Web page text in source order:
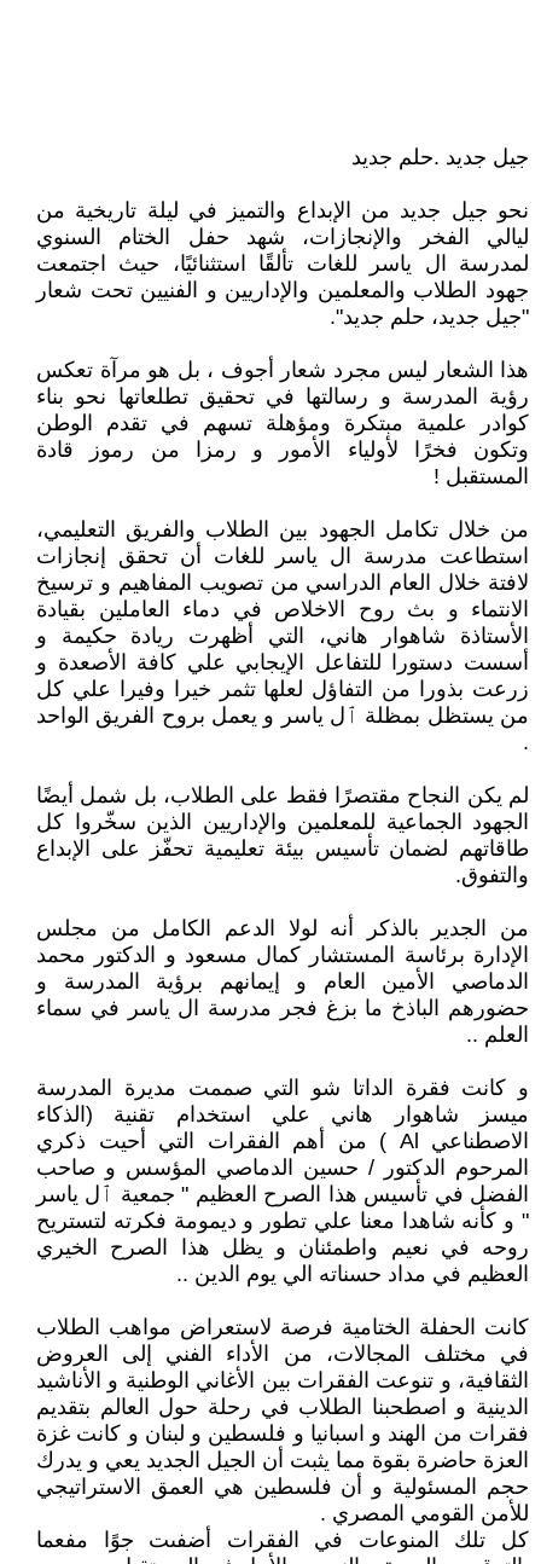
جيل جديد .حلم جديد
نحو جيل جديد من الإبداع والتميز في ليلة تاريخية من
ليالي الفخر والإنجازات، شهد حفل الختام السنوي
لمدرسة ال ياسر للغات تألقًا استثنائيًا، حيث اجتمعت
جهود الطلاب والمعلمين والإداريين و الفنيين تحت شعار
"جيل جديد، حلم جديد".
هذا الشعار ليس مجرد شعار أجوف ، بل هو مرآة تعكس
رؤية المدرسة و رسالتها في تحقيق تطلعاتها نحو بناء
كوادر علمية مبتكرة ومؤهلة تسهم في تقدم الوطن
وتكون فخرًا لأولياء الأمور و رمزا من رموز قادة
المستقبل !
من خلال تكامل الجهود بين الطلاب والفريق التعليمي،
استطاعت مدرسة ال ياسر للغات أن تحقق إنجازات
لافتة خلال العام الدراسي من تصويب المفاهيم و ترسيخ
الانتماء و بث روح الاخلاص في دماء العاملين بقيادة
الأستاذة شاهوار هاني، التي أظهرت ريادة حكيمة و
أسست دستورا للتفاعل الإيجابي علي كافة الأصعدة و
زرعت بذورا من التفاؤل لعلها تثمر خيرا وفيرا علي كل
من يستظل بمظلة ٱل ياسر و يعمل بروح الفريق الواحد
.
لم يكن النجاح مقتصرًا فقط على الطلاب، بل شمل أيضًا
الجهود الجماعية للمعلمين والإداريين الذين سخّروا كل
طاقاتهم لضمان تأسيس بيئة تعليمية تحفّز على الإبداع
والتفوق.
من الجدير بالذكر أنه لولا الدعم الكامل من مجلس
الإدارة برئاسة المستشار كمال مسعود و الدكتور محمد
الدماصي الأمين العام و إيمانهم برؤية المدرسة و
حضورهم الباذخ ما بزغ فجر مدرسة ال ياسر في سماء
العلم ..
و كانت فقرة الداتا شو التي صممت مديرة المدرسة
ميسز شاهوار هاني علي استخدام تقنية (الذكاء
الاصطناعي Al ) من أهم الفقرات التي أحيت ذكري
المرحوم الدكتور / حسين الدماصي المؤسس و صاحب
الفضل في تأسيس هذا الصرح العظيم " جمعية ٱل ياسر
" و كأنه شاهدا معنا علي تطور و ديمومة فكرته لتستريح
روحه في نعيم واطمئنان و يظل هذا الصرح الخيري
العظيم في مداد حسناته الي يوم الدين ..
كانت الحفلة الختامية فرصة لاستعراض مواهب الطلاب
في مختلف المجالات، من الأداء الفني إلى العروض
الثقافية، و تنوعت الفقرات بين الأغاني الوطنية و الأناشيد
الدينية و اصطحبنا الطلاب في رحلة حول العالم بتقديم
فقرات من الهند و اسبانيا و فلسطين و لبنان و كانت غزة
العزة حاضرة بقوة مما يثبت أن الجيل الجديد يعي و يدرك
حجم المسئولية و أن فلسطين هي العمق الاستراتيجي
للأمن القومي المصري .
كل تلك المنوعات في الفقرات أضفىت جوًا مفعما